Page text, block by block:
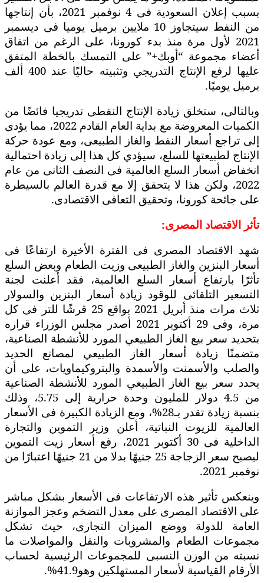
بسبب إعلان السعودية فى 4 نوفمبر 2021، بأن إنتاجها
من النفط سيتجاوز 10 ملايين برميل يوميا فى ديسمبر
2021 لأول مرة منذ بدء كورونا، على الرغم من اتفاق
أعضاء مجموعة “أوبك+” على التمسك بالخطة المتفق
عليها لرفع الإنتاج التدريجي وتثبيته حاليًا عند 400 ألف
برميل يوميًا.
وبالتالى، ستخلق زيادة الإنتاج النفطى تدريجيا فائضًا من
الكميات المعروضة مع بداية العام القادم 2022، مما يؤدى
إلى تراجع أسعار النفط والغاز الطبيعى، ومع عودة حركة
الإنتاج لطبيعتها للسلع، سيؤدي كل هذا إلى زيادة احتمالية
انخفاض أسعار السلع العالمية فى النصف الثانى من عام
2022، ولكن هذا لا يتحقق إلا مع قدرة العالم بالسيطرة
على جائحة كورونا، وتحقيق التعافى الاقتصادى.
تأثر الاقتصاد المصرى:
شهد الاقتصاد المصرى فى الفترة الأخيرة ارتفاعًا فى
أسعار البنزين والغاز الطبيعى وزيت الطعام وبعض السلع
تأثرًا بارتفاع أسعار السلع العالمية، فقد أعلنت لجنة
التسعير التلقائى للوقود زيادة أسعار البنزين والسولار
ثلاث مرات منذ أبريل 2021 بواقع 25 قرشًا للتر فى كل
مرة، وفى 29 أكتوبر 2021 أصدر مجلس الوزراء قراره
بتحديد سعر بيع الغاز الطبيعي المورد للأنشطة الصناعية،
متضمنًا زيادة أسعار الغاز الطبيعي لمصانع الحديد
والصلب والأسمنت والأسمدة والبتروكيماويات، على أن
يحدد سعر بيع الغاز الطبيعي المورد للأنشطة الصناعية
من 4.5 دولار للمليون وحدة حرارية إلى 5.75، وذلك
بنسبة زيادة تقدر بـ28%، ومع الزيادة الكبيرة فى الأسعار
العالمية للزيوت النباتية، أعلن وزير التموين والتجارة
الداخلية فى 30 أكتوبر 2021، رفع أسعار زيت التموين
ليصبح سعر الزجاجة 25 جنيهًا بدلا من 21 جنيهًا اعتبارًا من
نوفمبر 2021.
وينعكس تأثير هذه الارتفاعات فى الأسعار بشكل مباشر
على الاقتصاد المصرى على معدل التضخم وعجز الموازنة
العامة للدولة ووضع الميزان التجارى، حيث تشكل
مجموعات الطعام والمشروبات والنقل والمواصلات ما
نسبته من الوزن النسبى للمجموعات الرئيسية لحساب
الأرقام القياسية لأسعار المستهلكين وهو41.9%.